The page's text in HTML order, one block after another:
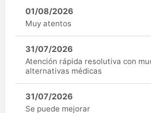
01/08/2026
Muy atentos
31/07/2026
Atención rápida resolutiva con
alternativas médicas
31/07/2026
Se puede mejorar